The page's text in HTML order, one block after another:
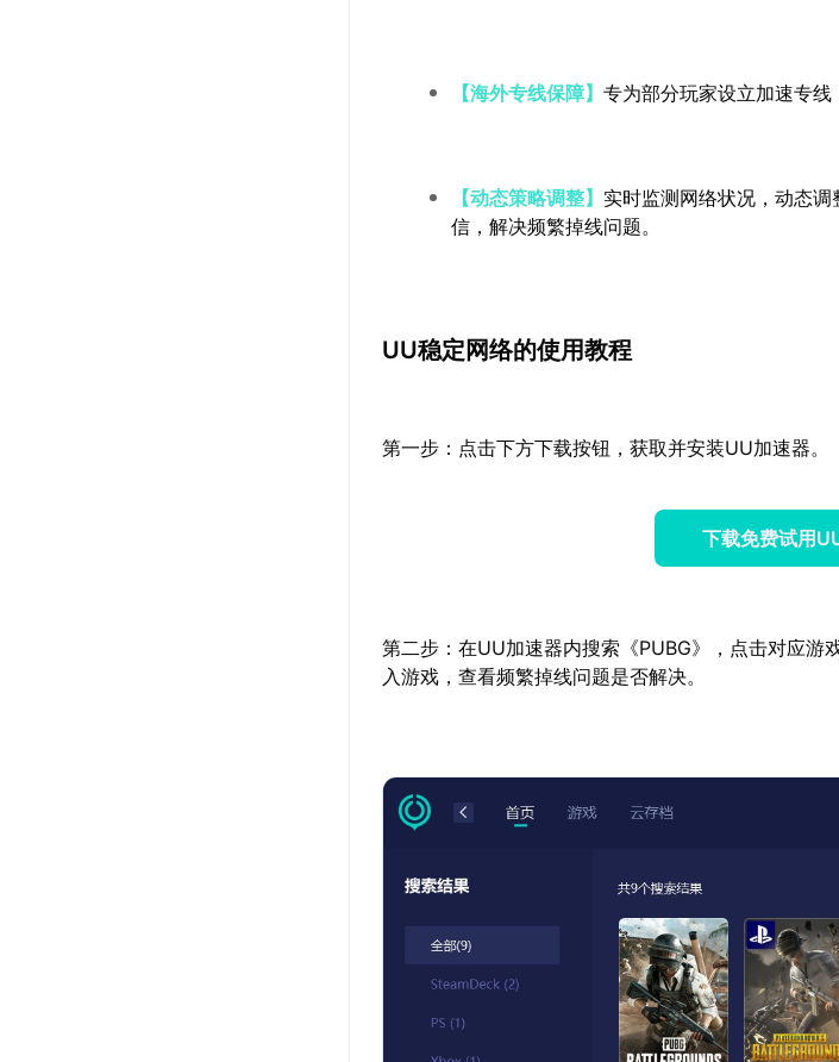
【海外专线保障】专为部分玩家设立加速专线
【动态策略调整】 实时监测网络状况，动态
信，解决频繁掉线问题。
UU稳定网络的使用教程
第一步：点击下方下载按钮，获取并安装UU加速器。
下载免费试用
第二步：在UU加速器内搜索《PUBG》，点击对应游
入游戏，查看频繁掉线问题是否解决。